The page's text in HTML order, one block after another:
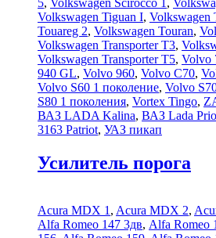
Volkswagen Tiguan I, Volkswagen
Touareg 2, Volkswagen Touran,
Volkswagen Transporter T3,
Volkswagen Transporter T5, Volvo
940 GL, Volvo 960, Volvo C70,
Volvo S60 1 поколение, Volvo
S80 1 поколения, Vortex Tingo,
ВАЗ LADA Kalina, ВАЗ Lada
3163 Patriot, УАЗ пикап
Усилитель порога
Acura MDX 1 , Acura MDX 2,
Alfa Romeo 147 3дв, Alfa Romeo